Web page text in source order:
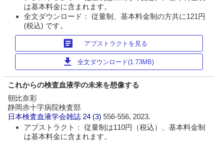
は基本料金に含まれます。
全文ダウンロード： 従量制、基本料金制の方共に121円
(税込) です。
article アブストラクトを見る
download 全文ダウンロード(1.73MB)
これからの検査血液学の未来を想像する
朝比奈彩
静岡赤十字病院検査部
日本検査血液学会雑誌 24 (3)556-556, 2023.
アブストラクト： 従量制は110円（税込）、基本料金制
は基本料金に含まれます。